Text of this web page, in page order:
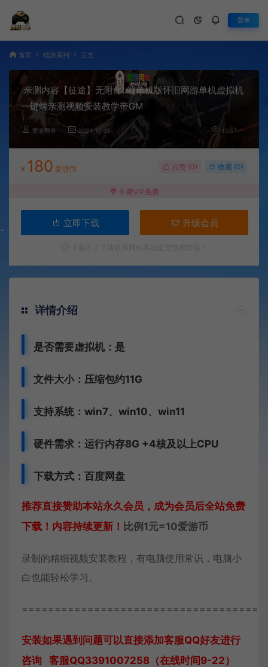
登录
首页 端游系列 正文
亲测内容【征途】无附件L端单机版怀旧网游单机虚拟机
一键端亲测视频安装教学带GM
爱游网单 2024-10-31 1,057
¥ 180 爱游币 点赞 (0) 收藏 (0)
年费VIP免费
立即下载 升级会员
详情介绍
是否需要虚拟机：是
文件大小：压缩包约11G
支持系统：win7、win10、win11
硬件需求：运行内存8G +4核及以上CPU
下载方式： 百度网盘
推荐直接赞助本站永久会员，成为会员后全站免费
下载！内容持续更新！ 比例1元=10爱游币
录制的精细视频安装教程，有电脑使用常识，电脑小
白也能轻松学习。
安装如果遇到问题可以直接添加客服QQ好友进行
咨询 客服QQ3391007258（在线时间9-22）